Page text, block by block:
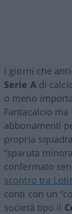
I giorni che
Serie Adi
o meno
Fantacalcio
abbonamenti
propria
“sparuta
confermato
scontro tra
conti con un
società tipo il